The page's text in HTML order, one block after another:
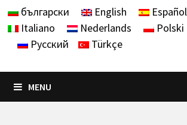
български
English Español
Italiano
Nederlands Polski
Русский
Türkçe
MENU